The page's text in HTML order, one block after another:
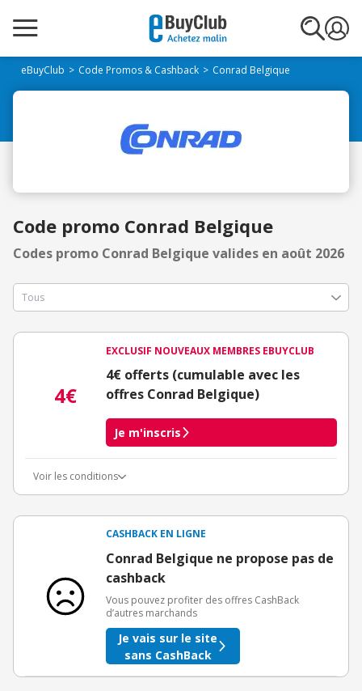
eBuyClub Code Promos & Cashback Conrad Belgique
Code promo Conrad Belgique
Codes promo Conrad Belgique valides en août 2026
4€
EXCLUSIF NOUVEAUX MEMBRES EBUYCLUB
4€ offerts (cumulable avec les
offres Conrad Belgique)
Je m'inscris
Voir les conditions
3€ de bienvenue crédités immédiatement + 1€ supplémentaire
Offre réservée à une toute première inscription chez eBuyClub.
CASHBACK EN LIGNE
Conrad Belgique ne propose pas de
cashback
Vous pouvez profiter des offres CashBack
d’autres marchands
Je vais sur le site
sans CashBack